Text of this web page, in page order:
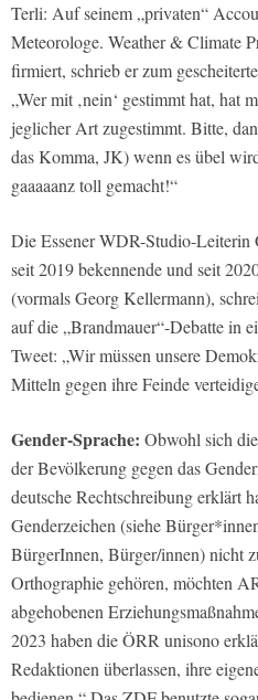
Terli: Auf seinem „privaten“
Meteorologe. Weather & Climate
firmiert, schrieb er zum
„Wer mit ‚nein‘ gestimmt hat, hat
jeglicher Art zugestimmt. Bitte,
das Komma, JK) wenn es übel
gaaaaanz toll gemacht!“
Die Essener WDR-Studio-
seit 2019 bekennende und seit
(vormals Georg Kellermann),
auf die „Brandmauer“-Debatte in
Tweet: „Wir müssen unsere
Mitteln gegen ihre Feinde
Gender-Sprache: Obwohl sich
der Bevölkerung gegen das
deutsche Rechtschreibung erklärt
Genderzeichen (siehe
BürgerInnen, Bürger/innen) nicht
Orthographie gehören, möchten
abgehobenen
2023 haben die ÖRR unisono
Redaktionen überlassen, ihre